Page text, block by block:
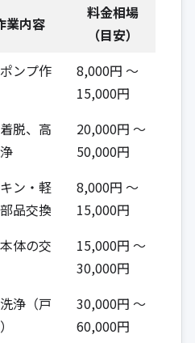
業内容
料金相場
（目安）
ンプ作
8,000円 ～
15,000円
脱、高
20,000円 ～
50,000円
ン・軽
品交換
8,000円 ～
15,000円
体の交
15,000円 ～
30,000円
浄（戸
30,000円 ～
60,000円